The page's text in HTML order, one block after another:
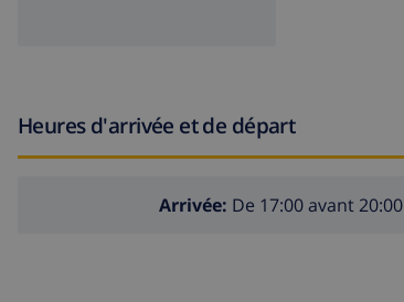
Heures d'arrivée et de départ
Arrivée: De 17:00 avant 20:00